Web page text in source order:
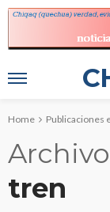
Home Publicaciones
Archivo
tren